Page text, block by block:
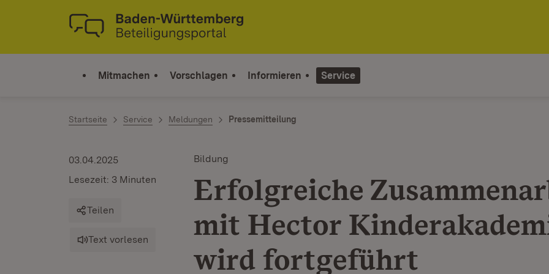
Zum Inhalt springen
Link zur Startseite
Mitmachen Vorschlagen Informieren Service
Startseite Service Meldungen Pressemitteilung
Bildung
Erfolgreiche
mit Hector
wird fortgeführt
03.04.2025
Lesezeit: 3 Minuten
Teilen
Text vorlesen